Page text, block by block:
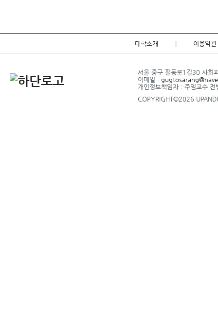
대학소개 이용약관
서울 중구 필동로1길30
이메일 :
개인정보책임자 : 주임교수
COPYRIGHT©2026